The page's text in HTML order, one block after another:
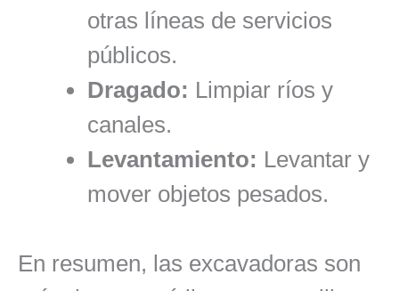
otras líneas de servicios
públicos.
Dragado: Limpiar ríos y
canales.
Levantamiento: Levantar y
mover objetos pesados.
En resumen, las excavadoras son